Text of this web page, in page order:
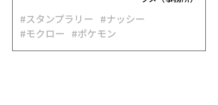
#スタンプラリー #ナッシー
#モクロー #ポケモン